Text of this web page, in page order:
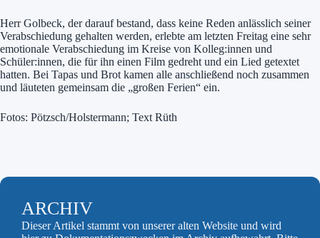
Herr Golbeck, der darauf bestand, dass keine Reden anlässlich seiner
Verabschiedung gehalten werden, erlebte am letzten Freitag eine sehr
emotionale Verabschiedung im Kreise von Kolleg:innen und
Schüler:innen, die für ihn einen Film gedreht und ein Lied getextet
hatten. Bei Tapas und Brot kamen alle anschließend noch zusammen
und läuteten gemeinsam die „großen Ferien“ ein.
Fotos: Pötzsch/Holstermann; Text Rüth
ARCHIV
Dieser Artikel stammt von unserer alten Website und wird